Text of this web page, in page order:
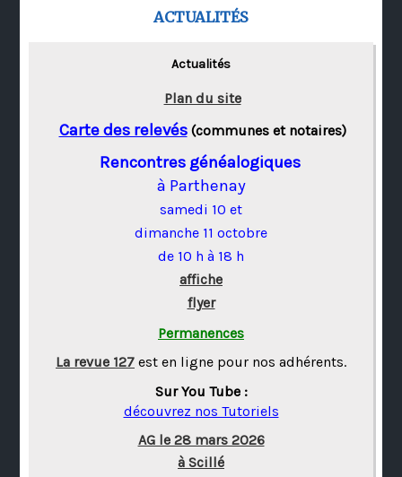
ACTUALITÉS
Actualités
Plan du site
Carte des relevés(communes et notaires)
Rencontres généalogiques
à Parthenay
samedi 10 et
dimanche 11 octobre
de 10 h à 18 h
affiche
flyer
Permanences
La revue 127 est en ligne pour nos adhérents.
Sur You Tube :
découvrez nos Tutoriels
AG le 28 mars 2026
à Scillé